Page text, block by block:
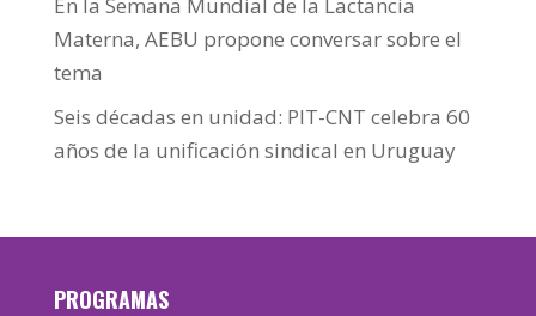
En la Semana Mundial de la Lactancia
Materna, AEBU propone conversar sobre el
tema
Seis décadas en unidad: PIT-CNT celebra 60
años de la unificación sindical en Uruguay
PROGRAMAS